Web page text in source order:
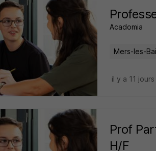
Acadomia
Mers-les-
il y a 11 jours
Prof
H/F